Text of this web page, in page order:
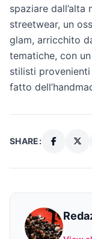
spaziare
streetwear, un
glam, arricchito
tematiche, con
stilisti
fatto
SHARE: